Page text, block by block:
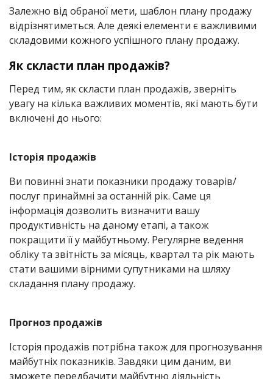
Залежно від обраної мети, шаблон плану продажу
відрізнятиметься. Але деякі елементи є важливими
складовими кожного успішного плану продажу.
Як скласти план продажів?
Перед тим, як скласти план продажів, зверніть
увагу на кілька важливих моментів, які мають бути
включені до нього:
Історія продажів
Ви повинні знати показники продажу товарів/
послуг принаймні за останній рік. Саме ця
інформація дозволить визначити вашу
продуктивність на даному етапі, а також
покращити її у майбутньому. Регулярне ведення
обліку та звітність за місяць, квартал та рік мають
стати вашими вірними супутниками на шляху
складання плану продажу.
Прогноз продажів
Історія продажів потрібна також для прогнозування
майбутніх показників. Завдяки цим даним, ви
зможете передбачити майбутню діяльність